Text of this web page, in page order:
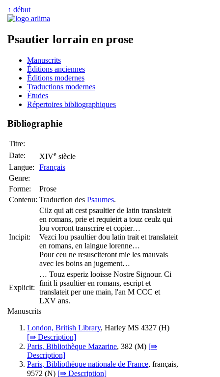
↑ début
Psautier lorrain en prose
Manuscrits
Éditions anciennes
Éditions modernes
Traductions modernes
Études
Répertoires bibliographiques
Bibliographie
Titre:
Date:
XIVe siècle
Langue:
Français
Genre:
Forme:
Prose
Contenu: Traduction des Psaumes.
Incipit:
Cilz qui ait cest psaultier de latin translateit
en romans, prie et requieirt a touz ceulz qui
lou vorront transcrire et copier…
Vezci lou psaultier dou latin trait et translateit
en romans, en laingue lorenne…
Pour ceu ne resusciteront mie les mauvais
avec les boins an jugement…
Explicit:
… Touz esperiz looisse Nostre Signour. Ci
finit li psaultier en romans, escript et
translateit per une main, l'an M CCC et
LXV ans.
Manuscrits
London, British Library, Harley MS 4327 (H)
[⇛ Description]
Paris, Bibliothèque Mazarine, 382 (M) [⇛
Description]
Paris, Bibliothèque nationale de France, français,
9572 (N) [⇛ Description]